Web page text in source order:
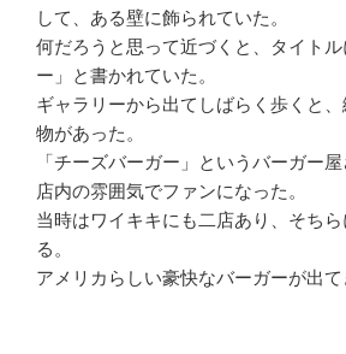
して、ある壁に飾られていた。
何だろうと思って近づくと、タイト
ー」と書かれていた。
ギャラリーから出てしばらく歩くと
物があった。
「チーズバーガー」というバーガー屋
店内の雰囲気でファンになった。
当時はワイキキにも二店あり、そち
る。
アメリカらしい豪快なバーガーが出て